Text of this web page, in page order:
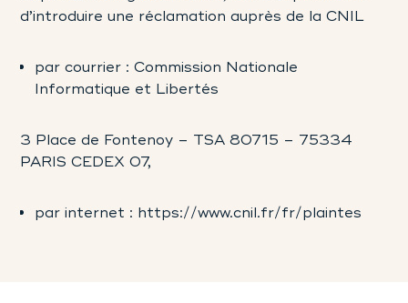
d’introduire une réclamation auprès de la CNIL
par courrier : Commission Nationale
Informatique et Libertés
3 Place de Fontenoy – TSA 80715 – 75334
PARIS CEDEX 07,
par internet : https://www.cnil.fr/fr/plaintes